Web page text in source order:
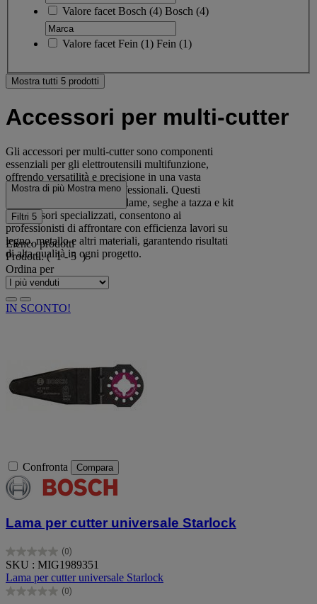
Valore facet Bosch (4) Bosch (4)
Valore facet Fein (1) Fein (1)
Mostra tutti 5 prodotti
Accessori per multi-cutter
Gli accessori per multi-cutter sono componenti
essenziali per gli elettroutensili multifunzione,
offrendo versatilità e precisione in una vasta
gamma di applicazioni professionali. Questi
utensili, che comprendono lame, seghe a tazza e kit
di accessori specializzati, consentono ai
professionisti di affrontare con efficienza lavori su
legno, metallo e altri materiali, garantendo risultati
di alta qualità in ogni progetto.
Mostra di più Mostra meno
Filtri 5
Elenco prodotti
Prodotti:( 1 - 5 )
Ordina per
IN SCONTO!
Confronta Compara
Lama per cutter universale Starlock
(0)
0.0
su
5
stelle.
SKU : MIG1989351
Lama per cutter universale Starlock
(0)
0.0